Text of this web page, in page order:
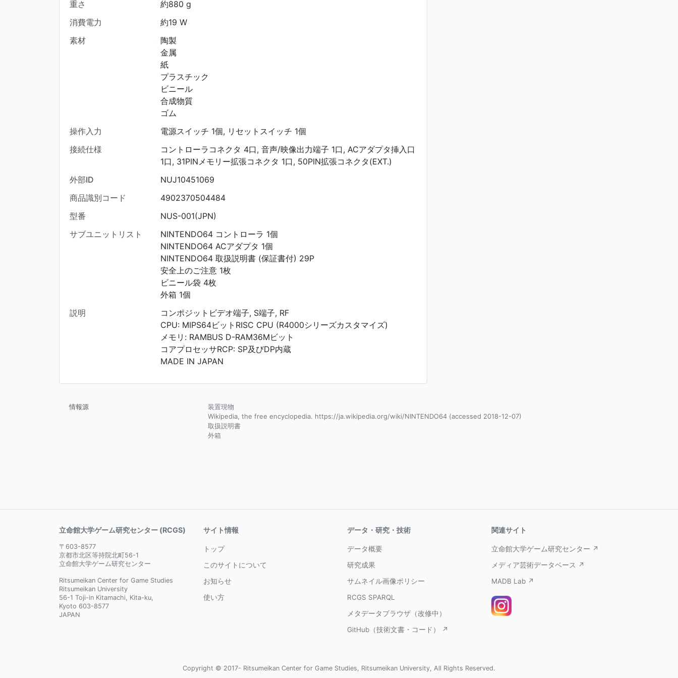
重さ
約880 g
消費電力
約19 W
素材
陶製
金属
紙
プラスチック
ビニール
合成物質
ゴム
操作入力
電源スイッチ 1個, リセットスイッチ 1個
接続仕様
コントローラコネクタ 4口, 音声/映像出力端子 1口, ACアダプタ挿入口
1口, 31PINメモリー拡張コネクタ 1口, 50PIN拡張コネクタ(EXT.)
外部ID
NUJ10451069
商品識別コード
4902370504484
型番
NUS-001(JPN)
サブユニットリスト
NINTENDO64 コントローラ 1個
NINTENDO64 ACアダプタ 1個
NINTENDO64 取扱説明書 (保証書付) 29P
安全上のご注意 1枚
ビニール袋 4枚
外箱 1個
説明
コンポジットビデオ端子, S端子, RF
CPU: MIPS64ビットRISC CPU (R4000シリーズカスタマイズ)
メモリ: RAMBUS D-RAM36Mビット
コアプロセッサRCP: SP及びDP内蔵
MADE IN JAPAN
情報源
装置現物
Wikipedia, the free encyclopedia. https://ja.wikipedia.org/wiki/NINTENDO64 (accessed 2018-12-07)
取扱説明書
外箱
立命館大学ゲーム研究センター (RCGS)
〒603-8577
京都市北区等持院北町56-1
立命館大学ゲーム研究センター
Ritsumeikan Center for Game Studies
Ritsumeikan University
56-1 Toji-in Kitamachi, Kita-ku,
Kyoto 603-8577
JAPAN
サイト情報
トップ
このサイトについて
お知らせ
使い方
データ・研究・技術
データ概要
研究成果
サムネイル画像ポリシー
RCGS SPARQL
メタデータブラウザ（改修中）
GitHub（技術文書・コード） ↗
関連サイト
立命館大学ゲーム研究センター ↗
メディア芸術データベース ↗
MADB Lab ↗
Copyright © 2017- Ritsumeikan Center for Game Studies, Ritsumeikan University, All Rights Reserved.